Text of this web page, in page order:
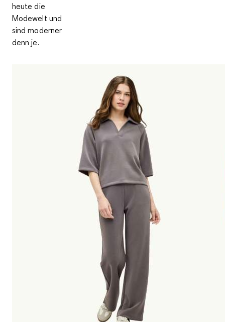
heute die
Modewelt und
sind moderner
denn je.